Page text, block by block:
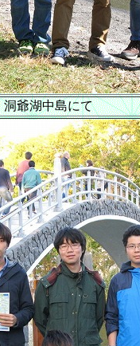
洞爺湖中島にて